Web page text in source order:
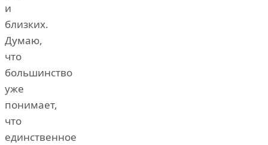
и
близких.
Думаю,
что
большинство
уже
понимает,
что
единственное